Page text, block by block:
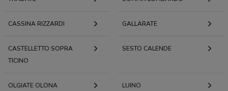
CASSINA RIZZARDI GALLARATE
CASTELLETTO SOPRA
TICINO
SESTO CALENDE
OLGIATE OLONA LUINO